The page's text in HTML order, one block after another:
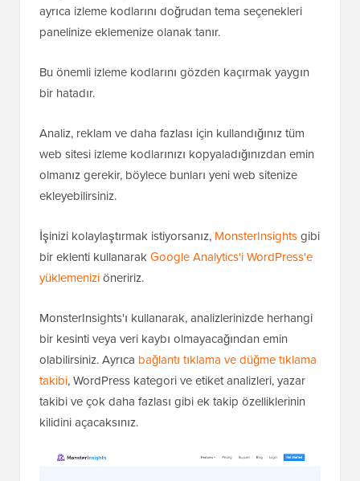
ayrıca izleme kodlarını doğrudan tema seçenekleri
panelinize eklemenize olanak tanır.
Bu önemli izleme kodlarını gözden kaçırmak yaygın
bir hatadır.
Analiz, reklam ve daha fazlası için kullandığınız tüm
web sitesi izleme kodlarınızı kopyaladığınızdan emin
olmanız gerekir, böylece bunları yeni web sitenize
ekleyebilirsiniz.
İşinizi kolaylaştırmak istiyorsanız, MonsterInsightsgibi
bir eklenti kullanarakGoogle Analytics'i WordPress'e
yüklemeniziöneririz.
MonsterInsights'ı kullanarak, analizlerinizde herhangi
bir kesinti veya veri kaybı olmayacağından emin
olabilirsiniz. Ayrıca bağlantı tıklama ve düğme tıklama
takibi, WordPress kategori ve etiket analizleri, yazar
takibi ve çok daha fazlası gibi ek takip özelliklerinin
kilidini açacaksınız.